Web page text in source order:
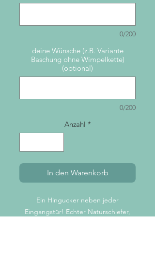
0/200
deine Wünsche (z.B. Variante
Baschung ohne Wimpelkette)
(optional)
0/200
Anzahl *
In den Warenkorb
Ein Hingucker neben jeder
Eingangstür! Echter Naturschiefer,